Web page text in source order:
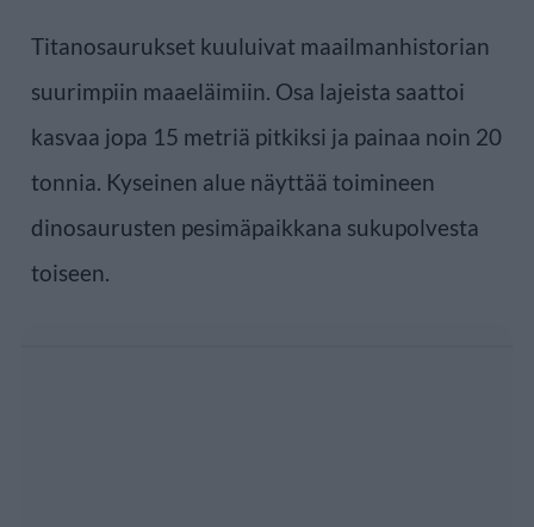
Titanosaurukset kuuluivat maailmanhistorian
suurimpiin maaeläimiin. Osa lajeista saattoi
kasvaa jopa 15 metriä pitkiksi ja painaa noin 20
tonnia. Kyseinen alue näyttää toimineen
dinosaurusten pesimäpaikkana sukupolvesta
toiseen.